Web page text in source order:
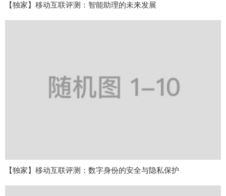
【独家】移动互联评测：智能助理的未来发展
【独家】移动互联评测：数字身份的安全与隐私保护